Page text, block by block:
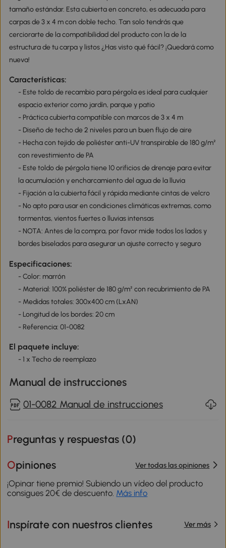
tamaño estándar. Esta cubierta en concreto, es adecuada para
carpas de 3 x 4 m con doble techo. Tan solo tendrás que
cerciorarte de la compatibilidad del producto con la de la
estructura de tu carpa y listos ¿Has visto qué fácil? ¡Quedará como
nueva!
Características:
- Este toldo de recambio para pérgola es ideal para cualquier
espacio exterior como jardín, parque y patio
- Práctica cubierta compatible con marcos de 3 x 4 m
- Diseño de techo de 2 niveles para un buen flujo de aire
- Hecha con tejido de poliéster anti-UV transpirable de 180 g/m²
con revestimiento de PA
- Este toldo de pérgola tiene 10 orificios de drenaje para evitar
la acumulación y encharcamiento del agua de la lluvia
- Fijación a la cubierta fácil y rápida mediante cintas de velcro
- No apto para usar en condiciones climáticas extremas, como
tormentas, vientos fuertes o lluvias intensas
- NOTA: Antes de la compra, por favor mide todos los lados y
bordes biselados para asegurar un ajuste correcto y seguro
Especificaciones:
- Color: marrón
- Material: 100% poliéster de 180 g/m² con recubrimiento de PA
- Medidas totales: 300x400 cm (LxAN)
- Longitud de los bordes: 20 cm
- Referencia: 01-0082
El paquete incluye:
- 1 x Techo de reemplazo
Manual de instrucciones
01-0082 Manual de instrucciones
Preguntas y respuestas (0)
Opiniones Ver todas las opiniones
¡Opinar tiene premio! Subiendo un vídeo del producto
consigues 20€ de descuento. Más info
Inspírate con nuestros clientes Ver más